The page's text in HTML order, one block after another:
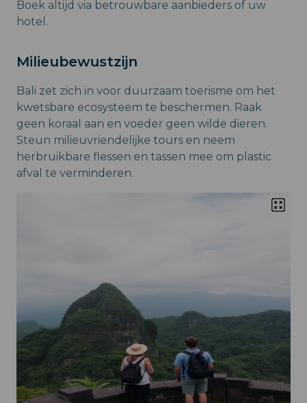
Boek altijd via betrouwbare aanbieders of uw
hotel.
Milieubewustzijn
Bali zet zich in voor duurzaam toerisme om het
kwetsbare ecosysteem te beschermen. Raak
geen koraal aan en voeder geen wilde dieren.
Steun milieuvriendelijke tours en neem
herbruikbare flessen en tassen mee om plastic
afval te verminderen.